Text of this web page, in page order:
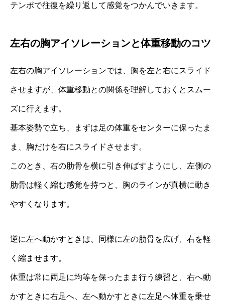
テンポで往復を繰り返して感覚をつかんでいきます。
左右の胸アイソレーションと体重移動のコツ
左右の胸アイソレーションでは、胸を左と右にスライド
させますが、体重移動との関係を理解しておくとスムー
ズに行えます。
基本姿勢で立ち、まずは足の体重をセンターに保ったま
ま、胸だけを右にスライドさせます。
このとき、右の肋骨を横に引き伸ばすようにし、左側の
肋骨は軽く縮む感覚を持つと、胸のラインが真横に動き
やすくなります。
逆に左へ動かすときは、同様に左の肋骨を広げ、右を軽
く縮ませます。
体重は常に両足に均等を保ったまま行う練習と、右へ動
かすときに右足へ、左へ動かすときに左足へ体重を乗せ